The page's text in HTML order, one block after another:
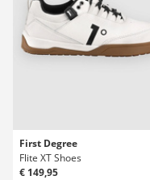
First Degree
Flite XT Shoes
€ 149,95